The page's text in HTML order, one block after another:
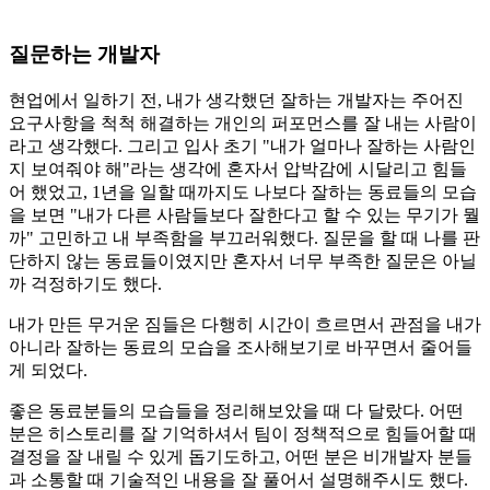
질문하는 개발자
현업에서 일하기 전, 내가 생각했던 잘하는 개발자는 주어진
요구사항을 척척 해결하는 개인의 퍼포먼스를 잘 내는 사람이
라고 생각했다. 그리고 입사 초기 "내가 얼마나 잘하는 사람인
지 보여줘야 해"라는 생각에 혼자서 압박감에 시달리고 힘들
어 했었고, 1년을 일할 때까지도 나보다 잘하는 동료들의 모습
을 보면 "내가 다른 사람들보다 잘한다고 할 수 있는 무기가 뭘
까" 고민하고 내 부족함을 부끄러워했다. 질문을 할 때 나를 판
단하지 않는 동료들이였지만 혼자서 너무 부족한 질문은 아닐
까 걱정하기도 했다.
내가 만든 무거운 짐들은 다행히 시간이 흐르면서 관점을 내가
아니라 잘하는 동료의 모습을 조사해보기로 바꾸면서 줄어들
게 되었다.
좋은 동료분들의 모습들을 정리해보았을 때 다 달랐다. 어떤
분은 히스토리를 잘 기억하셔서 팀이 정책적으로 힘들어할 때
결정을 잘 내릴 수 있게 돕기도하고, 어떤 분은 비개발자 분들
과 소통할 때 기술적인 내용을 잘 풀어서 설명해주시도 했다.